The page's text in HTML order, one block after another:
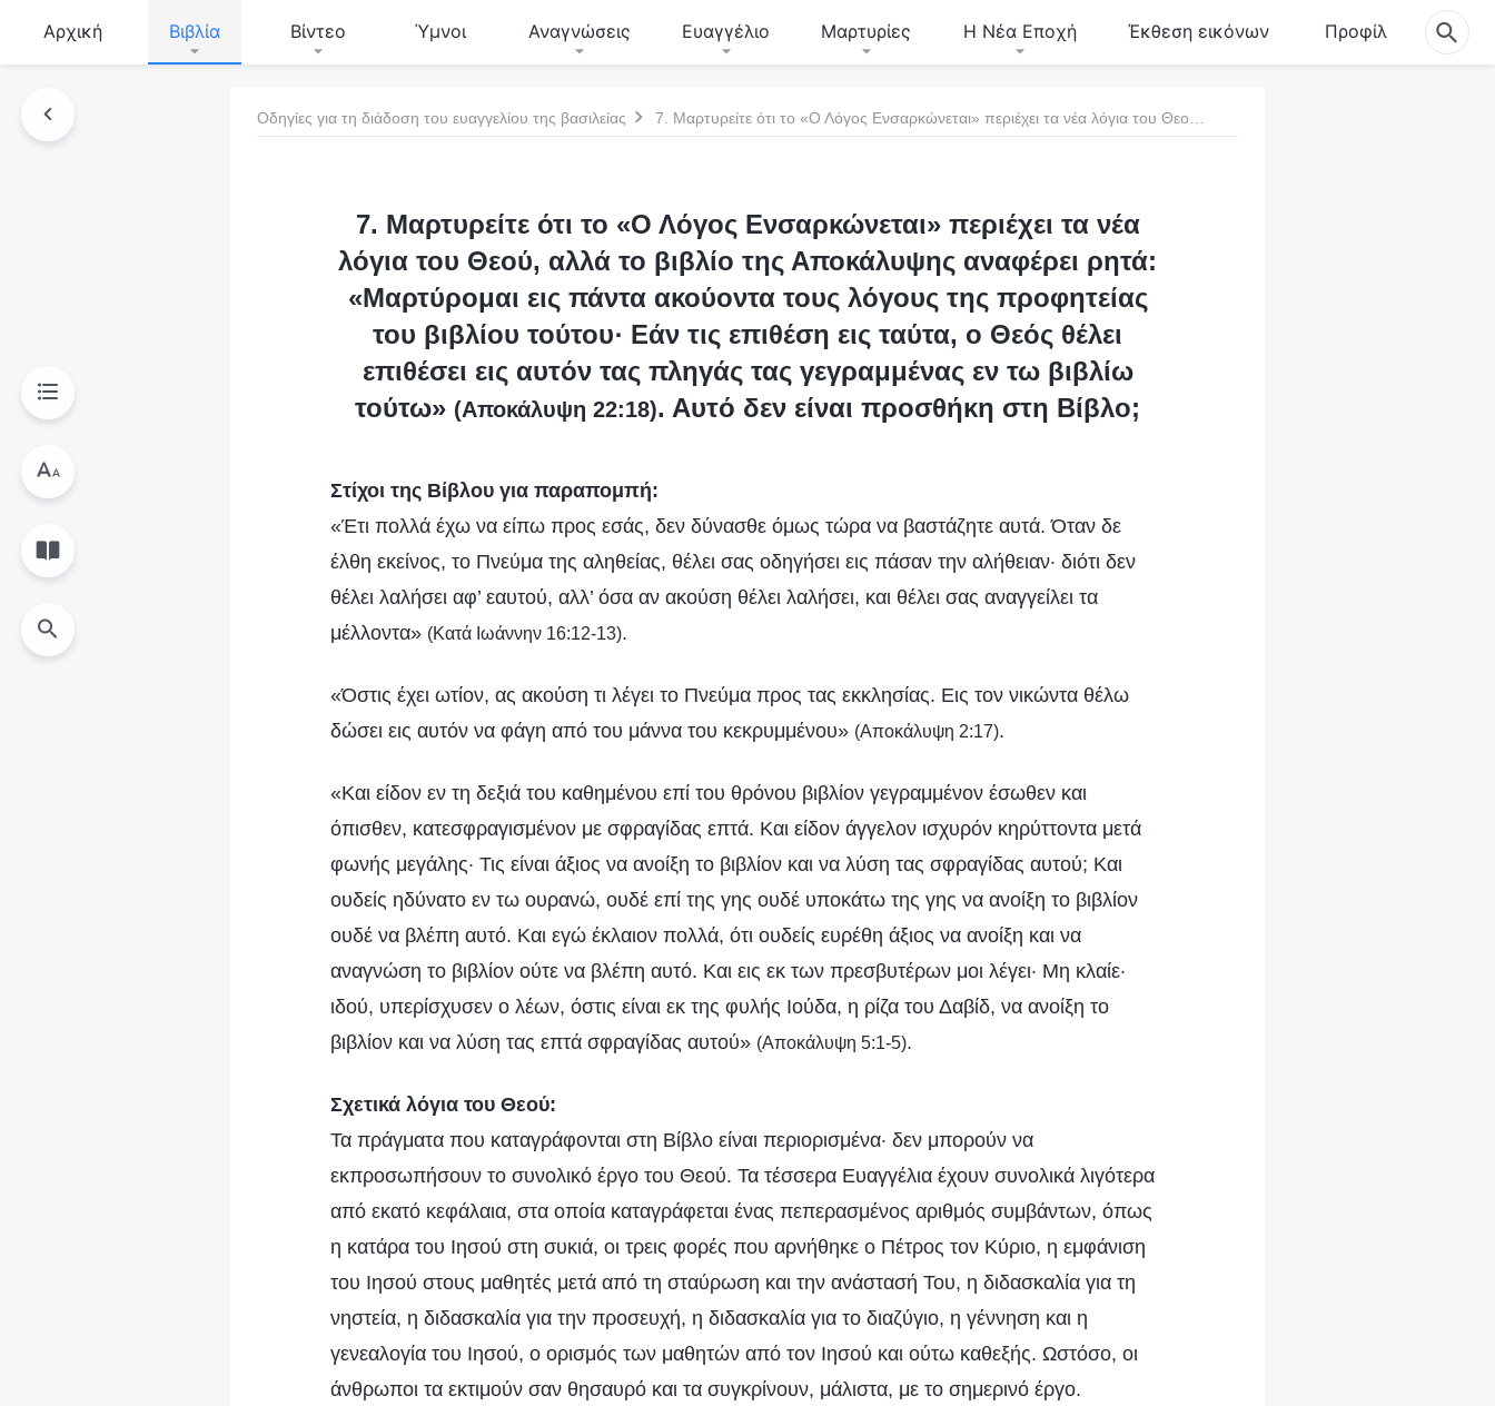
Αρχική Βιβλία Βίντεο Ύμνοι Αναγνώσεις Ευαγγέλιο Μαρτυρίες Η Νέα Εποχή Έκθεση εικόνων Προφίλ
Οδηγίες για τη διάδοση του ευαγγελίου της βασιλείας
7. Μαρτυρείτε ότι το «Ο Λόγος Ενσαρκώνεται» περιέχει τα νέα
λόγια του Θεού, αλλά το βιβλίο της Αποκάλυψης αναφέρει ρητά:
«Μαρτύρομαι εις πάντα ακούοντα τους λόγους της προφητείας
του βιβλίου τούτου· Εάν τις επιθέση εις ταύτα, ο Θεός θέλει
επιθέσει εις αυτόν τας πληγάς τας γεγραμμένας εν τω βιβλίω
τούτω» (Αποκάλυψη 22:18). Αυτό δεν είναι προσθήκη στη Βίβλο;
Στίχοι της Βίβλου για παραπομπή:
«Έτι πολλά έχω να είπω προς εσάς, δεν δύνασθε όμως τώρα να βαστάζητε αυτά. Όταν δε
έλθη εκείνος, το Πνεύμα της αληθείας, θέλει σας οδηγήσει εις πάσαν την αλήθειαν· διότι δεν
θέλει λαλήσει αφ’ εαυτού, αλλ’ όσα αν ακούση θέλει λαλήσει, και θέλει σας αναγγείλει τα
μέλλοντα» (Κατά Ιωάννην 16:12-13).
«Όστις έχει ωτίον, ας ακούση τι λέγει το Πνεύμα προς τας εκκλησίας. Εις τον νικώντα θέλω
δώσει εις αυτόν να φάγη από του μάννα του κεκρυμμένου» (Αποκάλυψη 2:17).
«Και είδον εν τη δεξιά του καθημένου επί του θρόνου βιβλίον γεγραμμένον έσωθεν και
όπισθεν, κατεσφραγισμένον με σφραγίδας επτά. Και είδον άγγελον ισχυρόν κηρύττοντα μετά
φωνής μεγάλης· Τις είναι άξιος να ανοίξη το βιβλίον και να λύση τας σφραγίδας αυτού; Και
ουδείς ηδύνατο εν τω ουρανώ, ουδέ επί της γης ουδέ υποκάτω της γης να ανοίξη το βιβλίον
ουδέ να βλέπη αυτό. Και εγώ έκλαιον πολλά, ότι ουδείς ευρέθη άξιος να ανοίξη και να
αναγνώση το βιβλίον ούτε να βλέπη αυτό. Και εις εκ των πρεσβυτέρων μοι λέγει· Μη κλαίε·
ιδού, υπερίσχυσεν ο λέων, όστις είναι εκ της φυλής Ιούδα, η ρίζα του Δαβίδ, να ανοίξη το
βιβλίον και να λύση τας επτά σφραγίδας αυτού» (Αποκάλυψη 5:1-5).
Σχετικά λόγια του Θεού:
Τα πράγματα που καταγράφονται στη Βίβλο είναι περιορισμένα· δεν μπορούν να
εκπροσωπήσουν το συνολικό έργο του Θεού. Τα τέσσερα Ευαγγέλια έχουν συνολικά λιγότερα
από εκατό κεφάλαια, στα οποία καταγράφεται ένας πεπερασμένος αριθμός συμβάντων, όπως
η κατάρα του Ιησού στη συκιά, οι τρεις φορές που αρνήθηκε ο Πέτρος τον Κύριο, η εμφάνιση
του Ιησού στους μαθητές μετά από τη σταύρωση και την ανάστασή Του, η διδασκαλία για τη
νηστεία, η διδασκαλία για την προσευχή, η διδασκαλία για το διαζύγιο, η γέννηση και η
γενεαλογία του Ιησού, ο ορισμός των μαθητών από τον Ιησού και ούτω καθεξής. Ωστόσο, οι
άνθρωποι τα εκτιμούν σαν θησαυρό και τα συγκρίνουν, μάλιστα, με το σημερινό έργο.